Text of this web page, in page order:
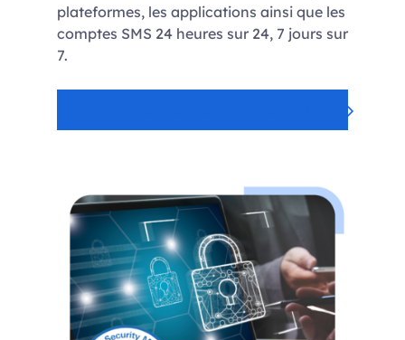
plateformes, les applications ainsi que les
comptes SMS 24 heures sur 24, 7 jours sur
7.